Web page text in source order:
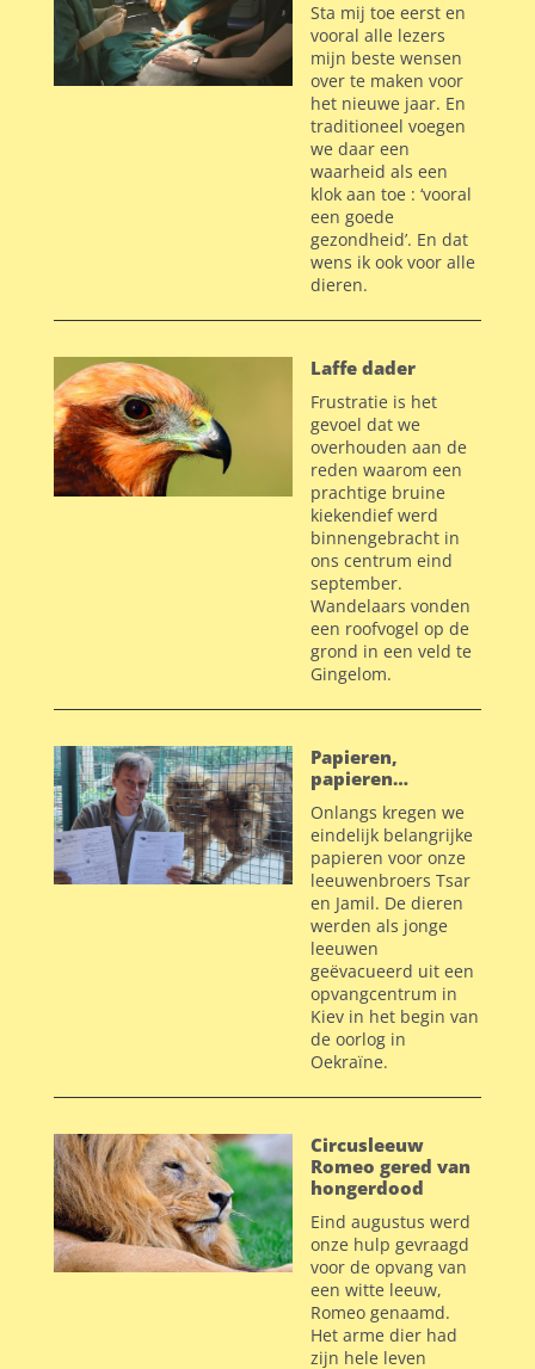
Sta mij toe eerst en
vooral alle lezers
mijn beste wensen
over te maken voor
het nieuwe jaar. En
traditioneel voegen
we daar een
waarheid als een
klok aan toe : ‘vooral
een goede
gezondheid’. En dat
wens ik ook voor alle
dieren.
Laffe dader
Frustratie is het
gevoel dat we
overhouden aan de
reden waarom een
prachtige bruine
kiekendief werd
binnengebracht in
ons centrum eind
september.
Wandelaars vonden
een roofvogel op de
grond in een veld te
Gingelom.
Papieren,
papieren…
Onlangs kregen we
eindelijk belangrijke
papieren voor onze
leeuwenbroers Tsar
en Jamil. De dieren
werden als jonge
leeuwen
geëvacueerd uit een
opvangcentrum in
Kiev in het begin van
de oorlog in
Oekraïne.
Circusleeuw
Romeo gered van
hongerdood
Eind augustus werd
onze hulp gevraagd
voor de opvang van
een witte leeuw,
Romeo genaamd.
Het arme dier had
zijn hele leven